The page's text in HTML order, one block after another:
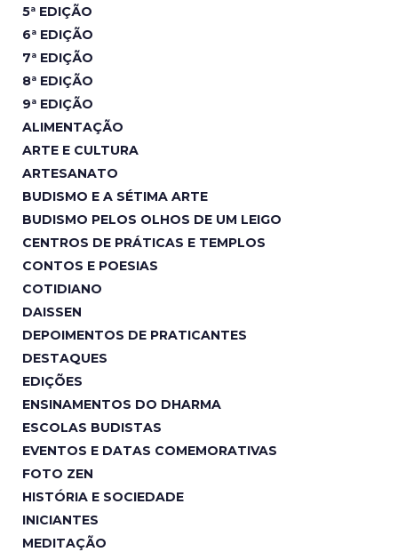
5ª EDIÇÃO
6ª EDIÇÃO
7ª EDIÇÃO
8ª EDIÇÃO
9ª EDIÇÃO
ALIMENTAÇÃO
ARTE E CULTURA
ARTESANATO
BUDISMO E A SÉTIMA ARTE
BUDISMO PELOS OLHOS DE UM LEIGO
CENTROS DE PRÁTICAS E TEMPLOS
CONTOS E POESIAS
COTIDIANO
DAISSEN
DEPOIMENTOS DE PRATICANTES
DESTAQUES
EDIÇÕES
ENSINAMENTOS DO DHARMA
ESCOLAS BUDISTAS
EVENTOS E DATAS COMEMORATIVAS
FOTO ZEN
HISTÓRIA E SOCIEDADE
INICIANTES
MEDITAÇÃO